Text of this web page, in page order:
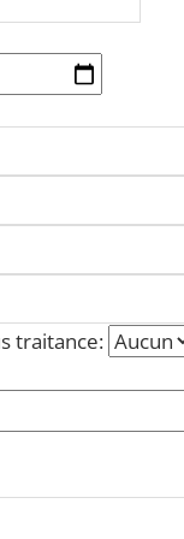
traitance: